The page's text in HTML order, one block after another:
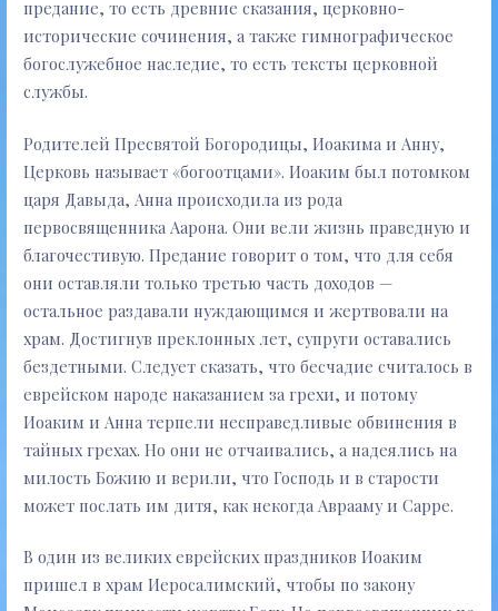
предание, то есть древние сказания, церковно-
исторические сочинения, а также гимнографическое
богослужебное наследие, то есть тексты церковной
службы.
Родителей Пресвятой Богородицы, Иоакима и Анну,
Церковь называет «богоотцами». Иоаким был потомком
царя Давыда, Анна происходила из рода
первосвященника Аарона. Они вели жизнь праведную и
благочестивую. Предание говорит о том, что для себя
они оставляли только третью часть доходов —
остальное раздавали нуждающимся и жертвовали на
храм. Достигнув преклонных лет, супруги оставались
бездетными. Следует сказать, что бесчадие считалось в
еврейском народе наказанием за грехи, и потому
Иоаким и Анна терпели несправедливые обвинения в
тайных грехах. Но они не отчаивались, а надеялись на
милость Божию и верили, что Господь и в старости
может послать им дитя, как некогда Аврааму и Сарре.
В один из великих еврейских праздников Иоаким
пришел в храм Иеросалимский, чтобы по закону